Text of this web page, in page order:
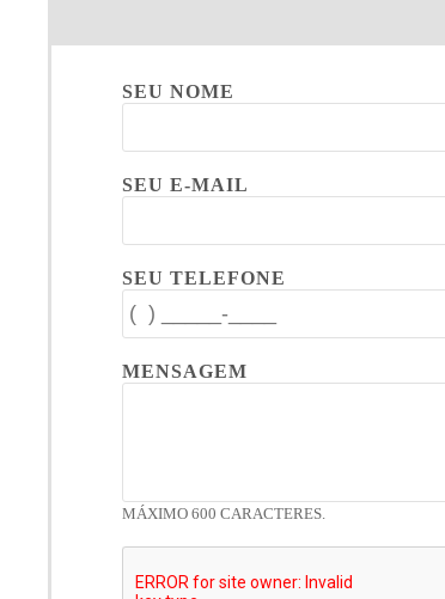
SEU NOME
SEU E-MAIL
SEU TELEFONE
MENSAGEM
MÁXIMO 600 CARACTERES.